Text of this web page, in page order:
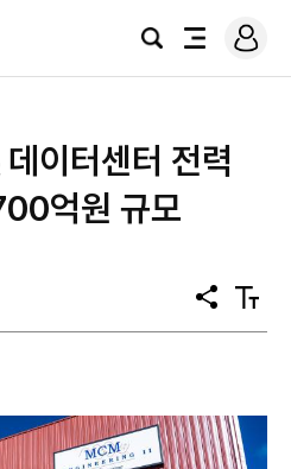
검
전
로
그
이터센터 전력
억원 규모
공
유
텍
스